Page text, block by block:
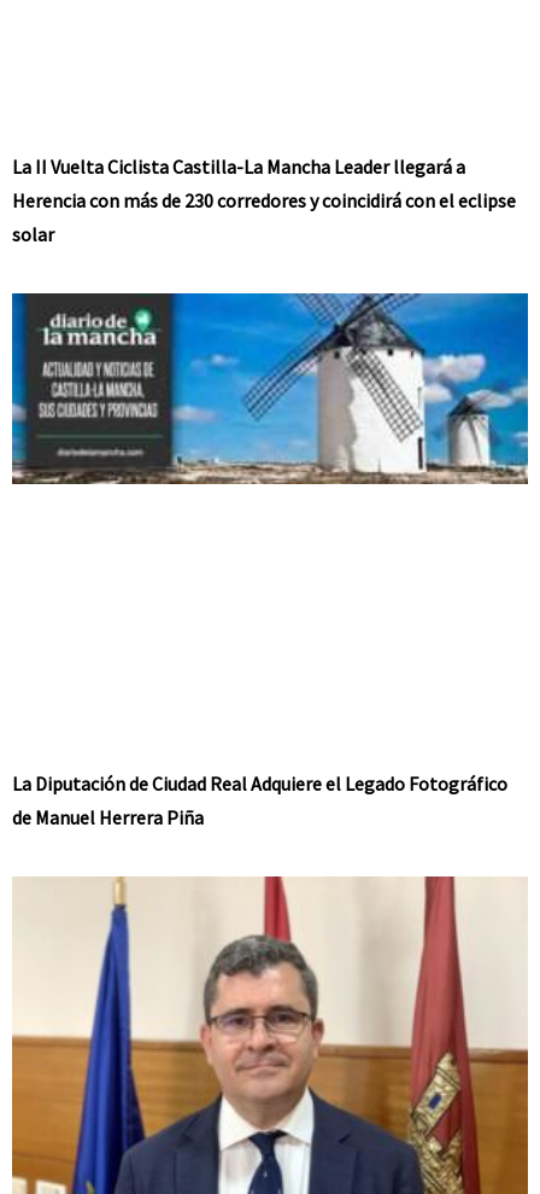
La II Vuelta Ciclista Castilla-La Mancha Leader llegará a
Herencia con más de 230 corredores y coincidirá con el eclipse
solar
La Diputación de Ciudad Real Adquiere el Legado Fotográfico
de Manuel Herrera Piña